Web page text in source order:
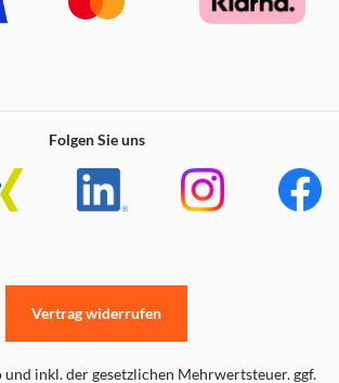
Folgen Sie uns
inkl. der gesetzlichen Mehrwertsteuer. ggf.
Vertrag widerrufen